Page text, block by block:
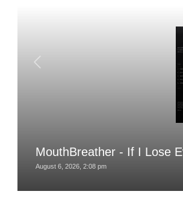
MouthBreather - If I Lose
August 6, 2026, 2:08 pm